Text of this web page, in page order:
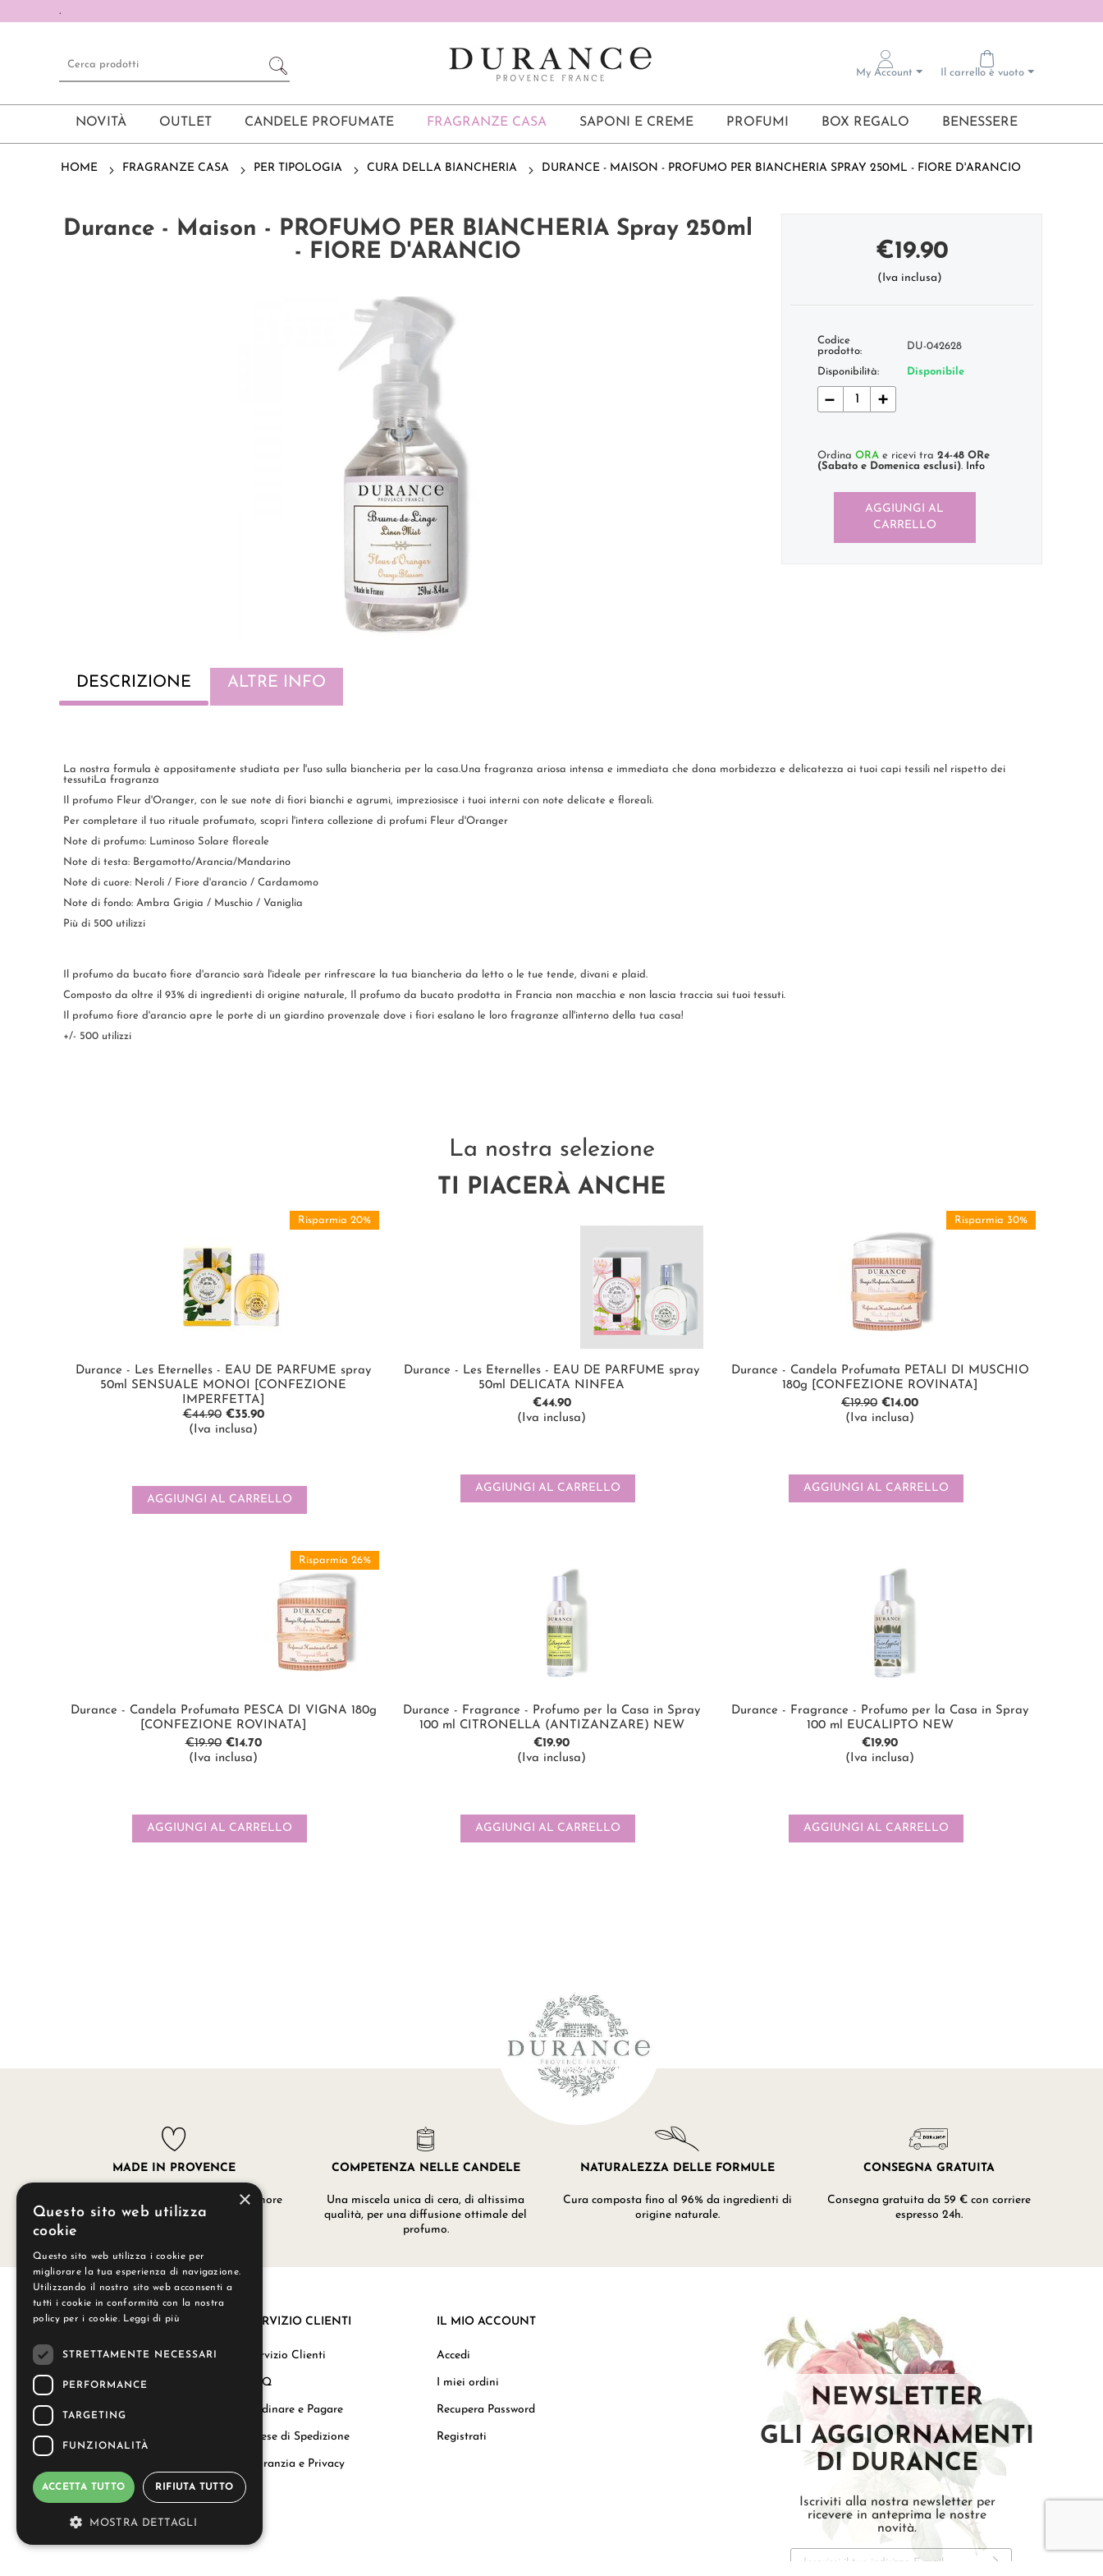
.
Il carrello è vuoto
My Account
NOVITÀ OUTLET CANDELE PROFUMATE FRAGRANZE CASA SAPONI E CREME PROFUMI BOX REGALO BENESSERE
HOME FRAGRANZE CASA PER TIPOLOGIA CURA DELLA BIANCHERIA DURANCE - MAISON - PROFUMO PER BIANCHERIA SPRAY 250ML - FIORE D'ARANCIO
Durance - Maison - PROFUMO PER BIANCHERIA Spray 250ml
- FIORE D'ARANCIO
€19.90
(Iva inclusa)
Codice
prodotto:
DU-042628
Disponibilità: Disponibile
+
−
Ordina ORA e ricevi tra 24-48 ORe
(Sabato e Domenica esclusi). Info
AGGIUNGI AL
CARRELLO
DESCRIZIONE ALTRE INFO
La nostra formula è appositamente studiata per l'uso sulla biancheria per la casa.Una fragranza ariosa intensa e immediata che dona morbidezza e delicatezza ai tuoi capi tessili nel rispetto dei
tessutiLa fragranza
Il profumo Fleur d'Oranger, con le sue note di fiori bianchi e agrumi, impreziosisce i tuoi interni con note delicate e floreali.
Per completare il tuo rituale profumato, scopri l'intera collezione di profumi Fleur d'Oranger
Note di profumo: Luminoso Solare floreale
Note di testa: Bergamotto/Arancia/Mandarino
Note di cuore: Neroli / Fiore d'arancio / Cardamomo
Note di fondo: Ambra Grigia / Muschio / Vaniglia
Più di 500 utilizzi
Il profumo da bucato fiore d'arancio sarà l'ideale per rinfrescare la tua biancheria da letto o le tue tende, divani e plaid.
Composto da oltre il 93% di ingredienti di origine naturale, Il profumo da bucato prodotta in Francia non macchia e non lascia traccia sui tuoi tessuti.
Il profumo fiore d'arancio apre le porte di un giardino provenzale dove i fiori esalano le loro fragranze all'interno della tua casa!
+/- 500 utilizzi
La nostra selezione
TI PIACERÀ ANCHE
Risparmia 20%
Durance - Les Eternelles - EAU DE PARFUME spray
50ml SENSUALE MONOI [CONFEZIONE
IMPERFETTA]
€44.90 €35.90
(Iva inclusa)
AGGIUNGI AL CARRELLO
Durance - Les Eternelles - EAU DE PARFUME spray
50ml DELICATA NINFEA
€44.90
(Iva inclusa)
AGGIUNGI AL CARRELLO
Risparmia 30%
Durance - Candela Profumata PETALI DI MUSCHIO
180g [CONFEZIONE ROVINATA]
€19.90 €14.00
(Iva inclusa)
AGGIUNGI AL CARRELLO
Risparmia 26%
Durance - Candela Profumata PESCA DI VIGNA 180g
[CONFEZIONE ROVINATA]
€19.90 €14.70
(Iva inclusa)
AGGIUNGI AL CARRELLO
Durance - Fragrance - Profumo per la Casa in Spray
100 ml CITRONELLA (ANTIZANZARE) NEW
€19.90
(Iva inclusa)
AGGIUNGI AL CARRELLO
Durance - Fragrance - Profumo per la Casa in Spray
100 ml EUCALIPTO NEW
€19.90
(Iva inclusa)
AGGIUNGI AL CARRELLO
MADE IN PROVENCE
I nostri prodotti sono realizzati con amore
nei nostri laboratori a Grignan.
COMPETENZA NELLE CANDELE
Una miscela unica di cera, di altissima
qualità, per una diffusione ottimale del
profumo.
NATURALEZZA DELLE FORMULE
Cura composta fino al 96% da ingredienti di
origine naturale.
CONSEGNA GRATUITA
Consegna gratuita da 59 € con corriere
espresso 24h.
La nostra storia
Regali aziendali
info@durance.it
SERVIZIO CLIENTI
Servizio Clienti
FAQ
Ordinare e Pagare
Spese di Spedizione
Garanzia e Privacy
IL MIO ACCOUNT
Accedi
I miei ordini
Recupera Password
Registrati
NEWSLETTER
GLI AGGIORNAMENTI
DI DURANCE
Iscriviti alla nostra newsletter per
ricevere in anteprima le nostre
novità.
×
Questo sito web utilizza
cookie
Questo sito web utilizza i cookie per
migliorare la tua esperienza di navigazione.
Utilizzando il nostro sito web acconsenti a
tutti i cookie in conformità con la nostra
policy per i cookie. Leggi di più
STRETTAMENTE NECESSARI
PERFORMANCE
TARGETING
FUNZIONALITÀ
ACCETTA TUTTO RIFIUTA TUTTO
MOSTRA DETTAGLI